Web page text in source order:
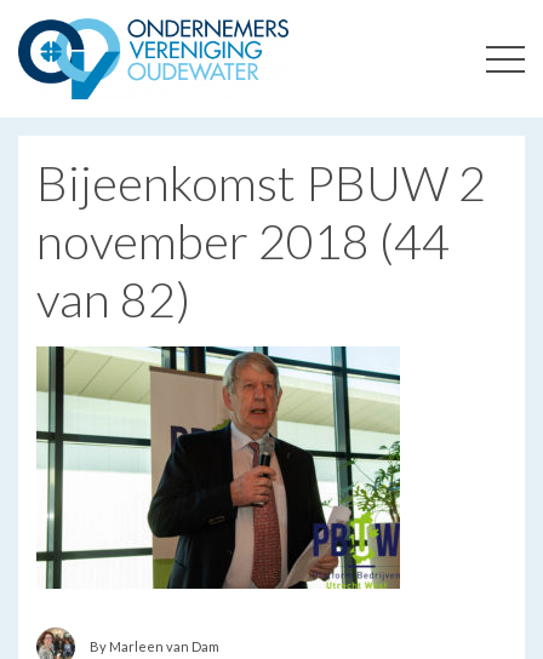
ONDERNEMERSVERENIGING OUDEWATER
Bijeenkomst PBUW 2
november 2018 (44
van 82)
By Marleen van Dam